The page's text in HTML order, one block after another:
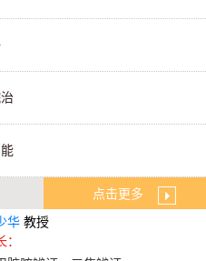
点击更多
华 教授
：